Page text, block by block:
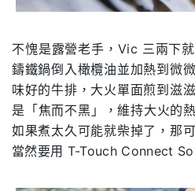
不愧是露營老手，Vic 三兩下
鑄鐵鍋倒入橄欖油並加熱到微
味好的牛排，大火單面煎到滋
是「焦而不黑」，維持大火的
如果煮太久可能就柴掉了，那
當然要用 T-Touch Connect